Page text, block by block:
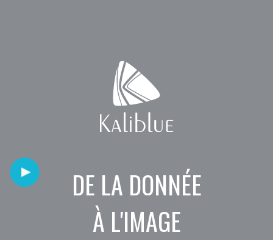
DE LA DONNÉE
À L'IMAGE